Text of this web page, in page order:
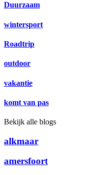
Duurzaam
wintersport
Roadtrip
outdoor
vakantie
komt van pas
Bekijk alle blogs
alkmaar
amersfoort